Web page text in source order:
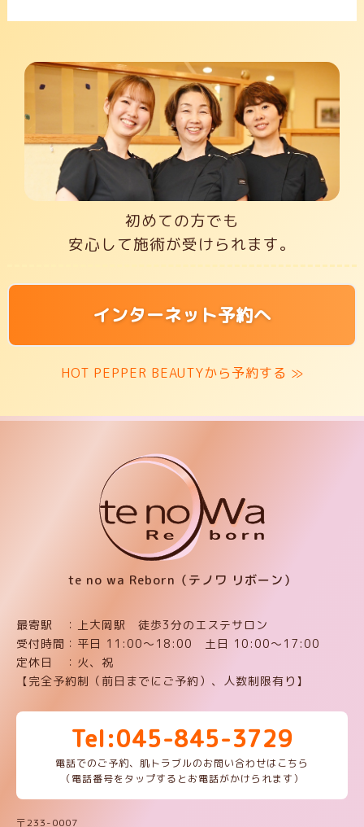
初めての方でも
安心して施術が受けられます。
インターネット予約へ
HOT PEPPER BEAUTYから予約する ≫
te no wa Reborn（テノワ リボーン）
最寄駅 ：上大岡駅 徒歩3分のエステサロン
受付時間：平日 11:00〜18:00 土日 10:00〜17:00
定休日 ：火、祝
【完全予約制（前日までにご予約）、人数制限有り】
Tel:045-845-3729
電話でのご予約、肌トラブルのお問い合わせはこちら
（電話番号をタップするとお電話がかけられます）
〒233-0007